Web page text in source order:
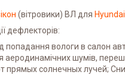
(вітровики) ВЛ для
дефлекторів:
попадання вологи в салон
шумів,
прямых солнечных лучей;